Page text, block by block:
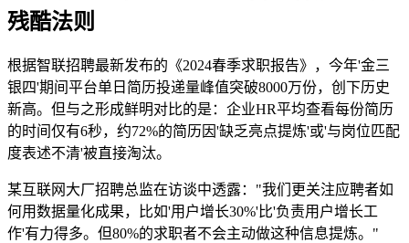
残酷法则
根据智联招聘最新发布的《2024春季求职报告》，今年'金三
银四'期间平台单日简历投递量峰值突破8000万份，创下历史
新高。但与之形成鲜明对比的是：企业HR平均查看每份简历
的时间仅有6秒，约72%的简历因'缺乏亮点提炼'或'与岗位匹配
度表述不清'被直接淘汰。
某互联网大厂招聘总监在访谈中透露："我们更关注应聘者如
何用数据量化成果，比如'用户增长30%'比'负责用户增长工
作'有力得多。但80%的求职者不会主动做这种信息提炼。"